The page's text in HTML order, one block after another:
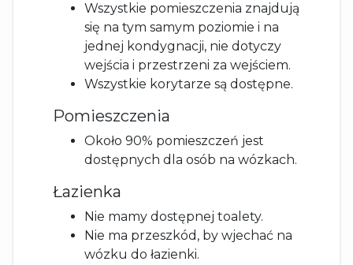
Wszystkie pomieszczenia znajdują
się na tym samym poziomie i na
jednej kondygnacji, nie dotyczy
wejścia i przestrzeni za wejściem.
Wszystkie korytarze są dostępne.
Pomieszczenia
Około 90% pomieszczeń jest
dostępnych dla osób na wózkach.
Łazienka
Nie mamy dostępnej toalety.
Nie ma przeszkód, by wjechać na
wózku do łazienki.